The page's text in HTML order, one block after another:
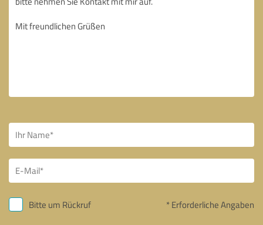
Bitte um Rückruf * Erforderliche Angaben